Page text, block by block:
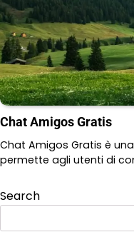
Chat Amigos Gratis
Chat Amigos Gratis è
permette agli utenti di
Search